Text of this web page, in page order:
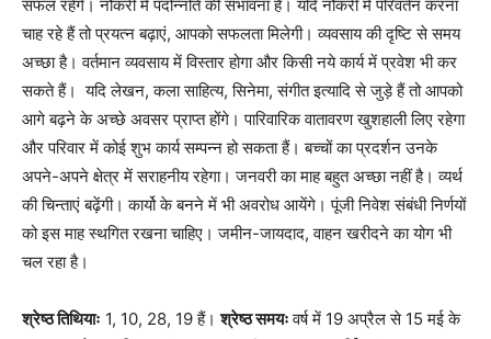
सफल रहेंगे। नौकरी में पदोन्नति की संभावना है। यदि नौकरी में परिवर्तन करना
चाह रहे हैं तो प्रयत्न बढ़ाएं, आपको सफलता मिलेगी। व्यवसाय की दृष्टि से समय
अच्छा है। वर्तमान व्यवसाय में विस्तार होगा और किसी नये कार्य में प्रवेश भी कर
सकते हैं। यदि लेखन, कला साहित्य, सिनेमा, संगीत इत्यादि से जुड़े हैं तो आपको
आगे बढ़ने के अच्छे अवसर प्राप्त होंगे। पारिवारिक वातावरण खुशहाली लिए रहेगा
और परिवार में कोई शुभ कार्य सम्पन्न हो सकता हैं। बच्चों का प्रदर्शन उनके
अपने-अपने क्षेत्र में सराहनीय रहेगा। जनवरी का माह बहुत अच्छा नहीं है। व्यर्थ
की चिन्ताएं बढ़ेंगी। कार्यो के बनने में भी अवरोध आयेंगे। पूंजी निवेश संबंधी निर्णयों
को इस माह स्थगित रखना चाहिए। जमीन-जायदाद, वाहन खरीदने का योग भी
चल रहा है।
श्रेष्ठ तिथियाः 1, 10, 28, 19 हैं।श्रेष्ठ समयःवर्ष में 19 अप्रैल से 15 मई के